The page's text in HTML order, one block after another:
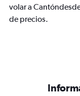
volar a
de precios.